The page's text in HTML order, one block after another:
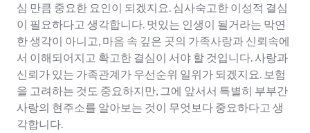
심 만큼 중요한 요인이 되겠지요. 심사숙고한 이성적 결심
이 필요하다고 생각합니다. 멋있는 인생이 될거라는 막연
한 생각이 아니고, 마음 속 깊은 곳의 가족사랑과 신뢰속에
서 이해되어지고 확고한 결심이 서야 할 것입니다. 사랑과
신뢰가 있는 가족관계가 우선순위 일위가 되겠지요. 보험
을 고려하는 것도 중요하지만, 그에 앞서서 특별히 부부간
사랑의 현주소를 알아보는 것이 무엇보다 중요하다고 생
각합니다.